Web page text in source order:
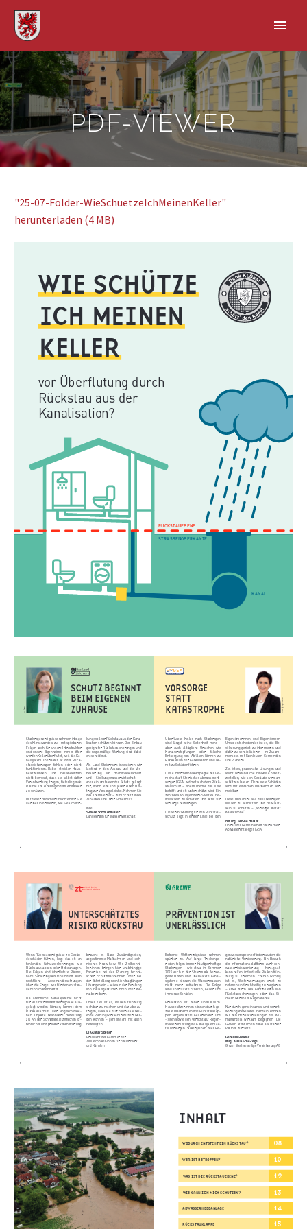
PDF-VIEWER
"25-07-Folder-WieSchuetzeIchMeinenKeller"
herunterladen (4 MB)
RÜCKSTAUEBENE
STRASSENOBERKANTE
KANAL
vor Überflutung durch
Rückstau aus der
Kanalisation?
WIE SCHÜTZE
ICH MEINEN
KELLER
Starkregenereignisse nehmen infolge
des Klimawandels zu – mit spürbaren
Folgen auch für unsere Infrastruktur
und unsere Eigenheime. Immer öfter
werden Keller überflutet, weil das Ka-
nalsystem überlastet ist oder Rück-
stausicherungen
fehlen oder
nicht
funktionieren. Dabei ist vielen Haus-
besitzerinnen
und
Hausbesitzern
nicht bewusst, dass sie selbst dafür
Verantwortung tragen, tieferliegende
Räume vor eindringendem Abwasser
zu schützen.
Mit dieser Broschüre möchten wir Sie
darüber informieren, wie Sie sich wir-
SCHUTZ BEGINNT
BEIM EIGENEN
ZUHAUSE
© Strobl
Überflutete Keller nach
Starkregen
sind längst keine Seltenheit mehr –
aber auch alltägliche Ursachen wie
Kanalverstopfungen
oder
falsche
Entsorgung von Abfällen können zu
Rückstau in der Kanalisation und da-
mit zu Schäden führen.
Diese Informationskampagne der Ge-
meinschaft Steirischer Abwasserent-
sorger (GSA) widmet sich dem Rück-
stauschutz – einem Thema, das viele
betrifft und oft unterschätzt wird. Ein
zentrales Anliegen der GSA ist es, Be-
wusstsein zu schaffen und aktiv zur
Vorsorge beizutragen.
Die Verantwortung für den Rückstau-
schutz liegt in erster Linie bei den
VORSORGE
STATT
KATASTROPHE
© Wolfgang Spekner
kungsvoll vor Rückstau aus der Kana-
lisation schützen können. Der Einbau
geeigneter Rückstausicherungen und
die regelmäßige Wartung sind dabei
entscheidend.
Als Land Steiermark investieren wir
laufend in den Ausbau und die Ver-
besserung
von
Hochwasserschutz
und
Siedlungswasserwirtschaft
aber ein umfassender Schutz gelingt
nur, wenn jede und jeder einen Bei -
trag zur Vorsorge leistet. Nehmen Sie
das Thema ernst – zum Schutz Ihres
Zuhauses und Ihrer Sicherheit!
Ihre
Simone Schmiedtbauer
Landesrätin für Wasserwirtschaft
Eigentümerinnen und Eigentümern.
Umso entscheidender ist es, die Be-
völkerung gezielt zu informieren und
dafür zu sensibilisieren – im Zusam-
menspiel mit Fachleuten, Gemeinden
und Planern.
Ziel ist es, praxisnahe Lösungen und
leicht verständliche Hinweise bereit-
zustellen, wie sich Gebäude wirksam
schützen lassen. Denn viele Schäden
sind mit einfachen Maßnahmen ver-
meidbar.
Diese Broschüre soll dazu beitragen,
Wissen zu vermitteln und Bewusst-
sein zu schaffen – „Vorsorge anstatt
Katastrophe“.
BM Ing. Sabine Haßler
Obfrau der Gemeinschaft Steirischer
Abwasserentsorger (GSA)
2 3
Extreme
Wetterereignisse nehmen
spürbar
zu: Auf lange
Trockenpe-
rioden folgen immer häufiger heftige
Starkregen – wie etwa im Sommer
2024 auch in der Steiermark. Versie-
gelte Böden und überlastete Kanal-
systeme können die Wassermassen
nicht
mehr aufnehmen. Die
Folge
sind überflutete Straßen, Keller und
immense Schäden.
Prävention ist daher
unerlässlich.
Hausbesitzer:innen können durch ge-
zielte Maßnahmen wie Rückstauklap-
pen, abgedichtete Kellerfenster und
-türen sowie den Verzicht auf Regen-
wassereinleitung ins Kanalsystem ak-
tiv vorsorgen. Sickergruben oder Re-
PRÄVENTION IST
UNERLÄSSLICH
© Ralph König
© Rodarich
Wenn Rückstauereignisse zu Gebäu-
deschäden führen, liegt das oft an
fehlenden
Schutzvorkehrungen wie
Rückstauklappen oder Hebeanlagen.
Die Folgen sind überflutete Räume,
hohe Sanierungskosten und oft auch
rechtliche
Auseinandersetzungen
über die Frage, wer für den entstan-
denen Schaden haftet.
Da öffentliche Kanalsysteme
nicht
für alle Extremwetterereignisse aus-
gelegt werden können, kommt dem
Rückstauschutz
der
angeschlosse-
nen
Objekte besondere
Bedeutung
zu. An der Schnittstelle zwischen öf-
fentlicher und privater Verantwortung
Ziviltechniker:innen
UNTERSCHÄTZTES
RISIKO RÜCKSTAU
braucht es klare
Zuständigkeiten,
abgestimmte Maßnahmen und tech-
nisches
Know-how. Wir
Ziviltechni-
ker:innen bringen hier unabhängige
Expertise
bei der Planung
techni-
scher
Schutzmaßnahmen oder
bei
der Entwicklung rechtlich tragfähiger
Lösungen ein – sei es in der Beratung
von Hauseigentümer:innen oder Ka-
nalbetreibern.
Unser Ziel ist es, Risiken frühzeitig
sichtbar zu machen und dazu beizu-
tragen, dass sie durch vorausschau-
ende Planung wirksam reduziert wer-
den können – gemeinsam mit allen
Beteiligten.
DI Gustav Spener
Präsident der Kammer der
Ziviltechniker:innen für Steiermark
und Kärnten
genwasserspeicher fördern zudem die
natürliche Versickerung. Ein Besuch
der Informationsplattform zur Hoch -
wasserrisikozonierung
(hora.gv.at)
kann helfen, individuelle Risiken früh-
zeitig zu erkennen. Ebenso wichtig
ist
es, Wetterwarnungen ernst
zu
nehmen und rechtzeitig zu reagieren
– etwa durch das Kontrollieren von
Rückstausicherungen
oder
das Si-
chern wertvoller Gegenstände.
Nur durch gemeinsames und verant-
wortungsbewusstes Handeln können
wir den Herausforderungen des Kli-
mawandels wirksam begegnen. Die
GRAWE steht Ihnen dabei als starker
Partner zur Seite.
Generaldirektor
Mag. Klaus Scheitegel
Grazer Wechselseitige Versicherung AG
4 5
WODURCH ENTSTEHT EIN RÜCKSTAU? 08
10
12
13
14
15
WER IST BETROFFEN?
WAS IST DIE RÜCKSTAUEBENE?
WIE KANN ICH MICH SCHÜTZEN?
ABWASSERHEBEANLAGE
RÜCKSTAUKLAPPE
INHALT